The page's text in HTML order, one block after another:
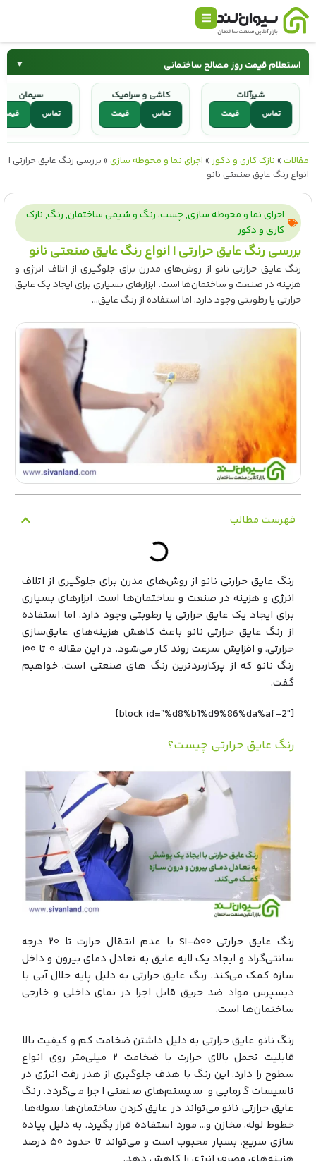
استعلام قیمت روز مصالح ساختمانی ▼
سیمان
کاشی و سرامیک شیرآلات
کاشی و سرامیک شیرآلات
مقالات » نازک کاری و دکور » اجرای نما و محوطه سازی » بررسی رنگ عایق حرارتی |
انواع رنگ عایق صنعتی نانو
اجرای نما و محوطه سازی,چسب، رنگ و شیمی ساختمان,رنگ,نازک
کاری و دکور
بررسی رنگ عایق حرارتی | انواع رنگ عایق صنعتی نانو
رنگ عایق حرارتی نانو از روش‌های مدرن برای جلوگیری از اتلاف انرژی و
هزینه در صنعت و ساختمان‌ها است. ابزارهای بسیاری برای ایجاد یک عایق
حرارتی یا رطوبتی وجود دارد. اما استفاده از رنگ عایق...
فهرست مطالب
رنگ عایق حرارتی نانو از روش‌های مدرن برای جلوگیری از اتلاف
انرژی و هزینه در صنعت و ساختمان‌ها است. ابزارهای بسیاری
برای ایجاد یک عایق حرارتی یا رطوبتی وجود دارد. اما استفاده
از رنگ عایق حرارتی نانو باعث کاهش هزینه‌های عایق‌سازی
حرارتی، و افزایش سرعت روند کار می‌شود. در این مقاله ۰ تا ۱۰۰
رنگ نانو که از پرکاربردترین رنگ های صنعتی است، خواهیم
گفت.
[block id=”%d8%b1%d9%86%da%af-2″]
رنگ عایق حرارتی چیست؟
رنگ عایق حرارتی SI-۵۰۰ با عدم انتقال حرارت تا ۲۰ درجه
سانتی‌گراد و ایجاد یک لایه عایق به تعادل دمای بیرون و داخل
سازه کمک می‌کند. رنگ عایق حرارتی به دلیل پایه حلال آبی با
دیسپرس مواد ضد حریق قابل اجرا در نمای داخلی و خارجی
ساختمان‌ها است.
رنگ نانو عایق حرارتی به دلیل داشتن ضخامت کم و کیفیت بالا
قابلیت تحمل بالای حرارت با ضخامت ۲ میلی‌متر روی انواع
سطوح را دارد. این رنگ با هدف جلوگیری از هدر رفت انرژی در
تاسیسات گرمایی و سیستم‌های صنعتی اجرا می‌گردد. رنگ
عایق حرارتی نانو می‌تواند در عایق کردن ساختمان‌ها، سوله‌ها،
خطوط لوله، مخازن و… مورد استفاده قرار بگیرد. به دلیل پیاده
سازی سریع، بسیار محبوب است و می‌تواند تا حدود ۵۰ درصد